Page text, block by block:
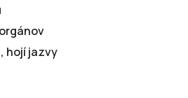
hojí jazvy